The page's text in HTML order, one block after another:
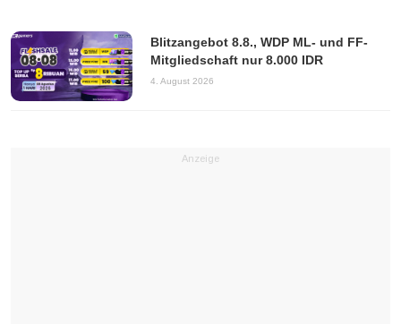
Blitzangebot 8.8., WDP ML- und FF-
Mitgliedschaft nur 8.000 IDR
4. August 2026
Anzeige